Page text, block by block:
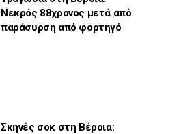
Νεκρός 88χρονος μετά από
παράσυρση από φορτηγό
Σκηνές σοκ στη Βέροια: